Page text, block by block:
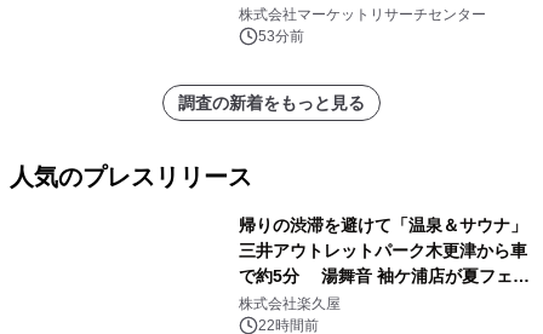
NPU/TPUベースのモジュール、FPGA
ベースのモジュール、ASICベースのモ
株式会社マーケットリサーチセンター
53分前
調査の新着をもっと見る
人気のプレスリリース
帰りの渋滞を避けて「温泉＆サウナ」
三井アウトレットパーク木更津から車
で約5分 湯舞音 袖ケ浦店が夏フェア
メニューを提供
株式会社楽久屋
22時間前